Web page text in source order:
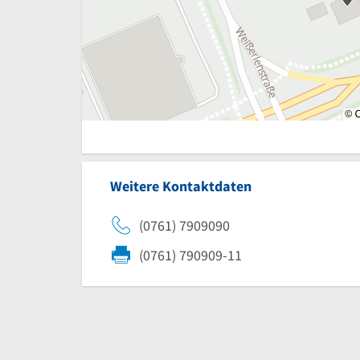
Weitere Kontaktdaten
(0761) 7909090
(0761) 790909-11